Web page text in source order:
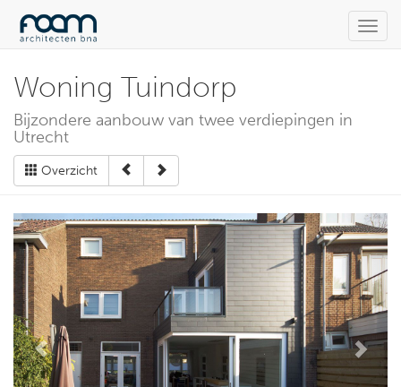
Woning Tuindorp
Bijzondere aanbouw van twee verdiepingen in
Utrecht
Overzicht